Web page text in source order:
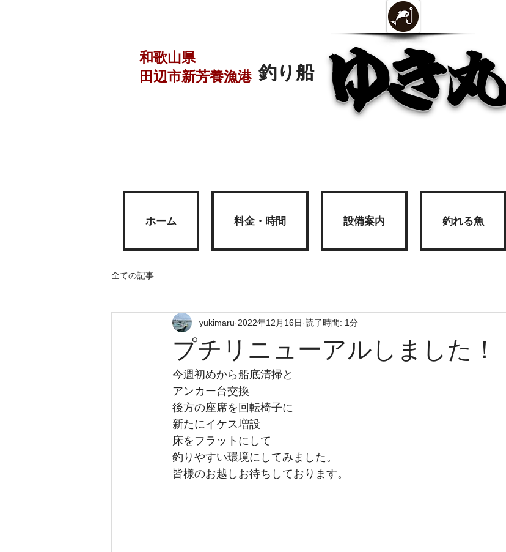
ゆき丸
釣り船
和歌山県
田辺市新芳養漁港
ホーム 料金・時間 設備案内 釣れる魚
全ての記事
プチリニューアルしました！
yukimaru 2022年12月16日 読了時間: 1分
今週初めから船底清掃と
アンカー台交換
後方の座席を回転椅子に
新たにイケス増設
床をフラットにして
釣りやすい環境にしてみました。
皆様のお越しお待ちしております。